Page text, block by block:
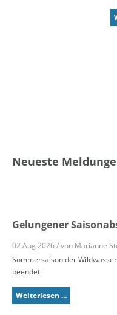
Neueste
Gelungener
02 Aug 2026 / von Marianne
Sommersaison der
beendet
Weiterlesen ...